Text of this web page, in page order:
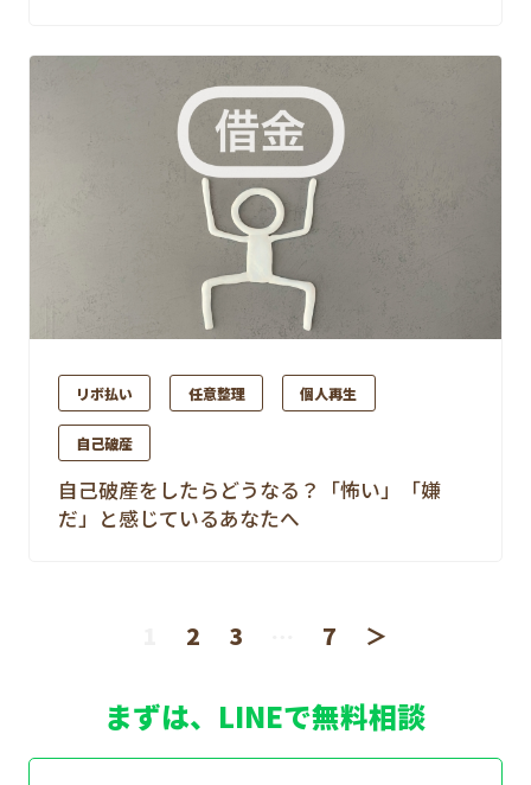
リボ払い 任意整理 個人再生
自己破産
自己破産をしたらどうなる？「怖い」「嫌
だ」と感じているあなたへ
2 3 7 ＞
まずは、LINEで無料相談